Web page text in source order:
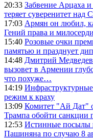
20:33 Забвение Арцаха
теряет суверенитет над
17:03 Армян он любил,
Гений права и
15:40 Розовые очки
памятью и празднует
14:48 Дмитрий
вызовет в Армении
что похуже…
14:19
режим к краху
13:09 Комитет "Ай Дат"
Трампа обойти санкции
12:53 Истинные посылы
Пашиняна по случаю 8